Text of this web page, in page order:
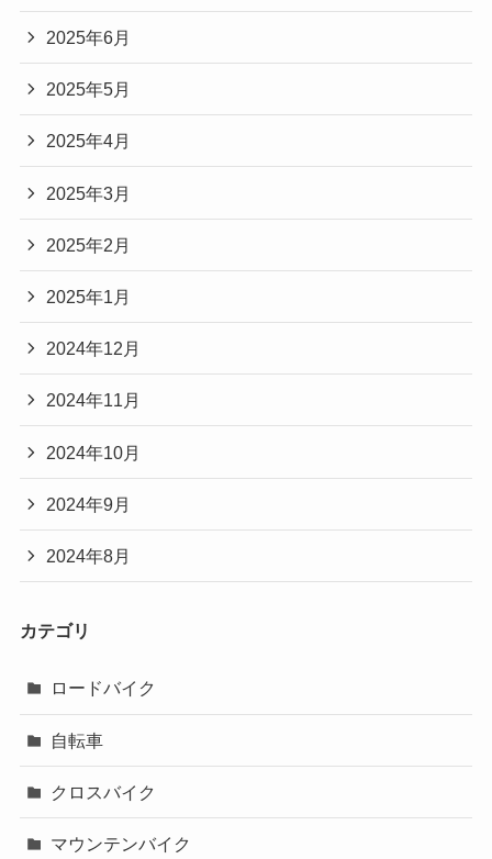
2025年6月
2025年5月
2025年4月
2025年3月
2025年2月
2025年1月
2024年12月
2024年11月
2024年10月
2024年9月
2024年8月
カテゴリ
ロードバイク
自転車
クロスバイク
マウンテンバイク